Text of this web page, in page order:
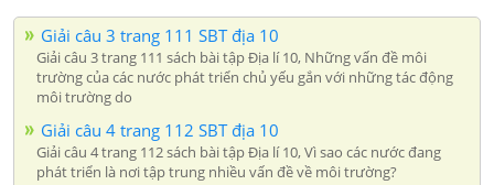
Giải câu 3 trang 111 SBT địa 10
Giải câu 3 trang 111 sách bài tập Địa lí 10, Những vấn đề môi
trường của các nước phát triển chủ yếu gắn với những tác động
môi trường do
Giải câu 4 trang 112 SBT địa 10
Giải câu 4 trang 112 sách bài tập Địa lí 10, Vì sao các nước đang
phát triển là nơi tập trung nhiều vấn đề về môi trường?